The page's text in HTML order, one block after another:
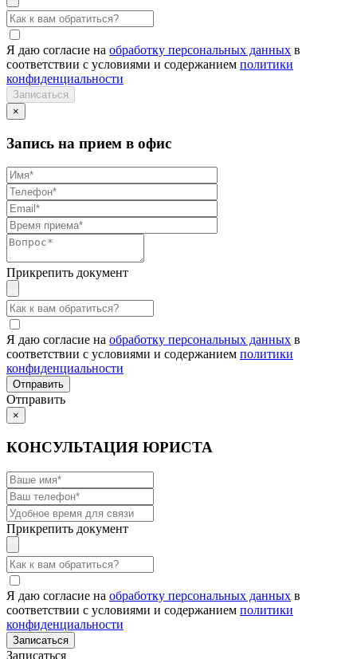
Я даю согласие на обработку персональных данных в
соответствии с условиями и содержанием политики
конфиденциальности
×
Запись на прием в офис
Прикрепить документ
Я даю согласие на обработку персональных данных в
соответствии с условиями и содержанием политики
конфиденциальности
Отправить
×
КОНСУЛЬТАЦИЯ ЮРИСТА
Прикрепить документ
Я даю согласие на обработку персональных данных в
соответствии с условиями и содержанием политики
конфиденциальности
Записаться